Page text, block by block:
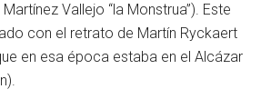
Vallejo “la Monstrua”). Este
con el retrato de Martín Ryckaert
en esa época estaba en el Alcázar